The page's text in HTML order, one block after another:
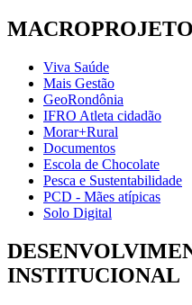
Viva Saúde
Mais Gestão
GeoRondônia
IFRO Atleta cidadão
Morar+Rural
Documentos
Escola de Chocolate
Pesca e Sustentabilidade
PCD - Mães atípicas
Solo Digital
INSTITUCIONAL